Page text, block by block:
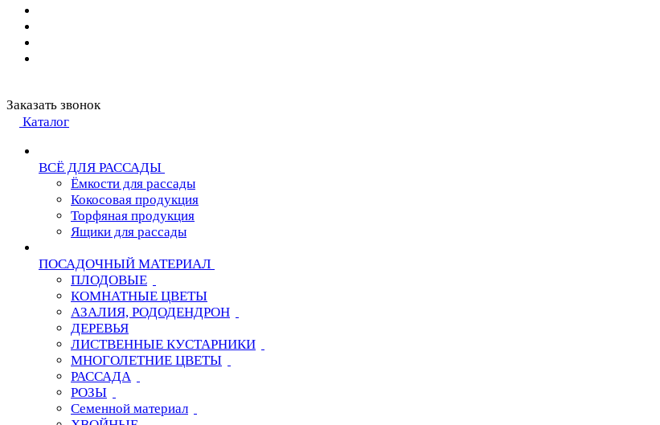
Заказать звонок
Каталог
ВСЁ ДЛЯ РАССАДЫ
Ёмкости для рассады
Кокосовая продукция
Торфяная продукция
Ящики для рассады
ПОСАДОЧНЫЙ МАТЕРИАЛ
ПЛОДОВЫЕ
КОМНАТНЫЕ ЦВЕТЫ
АЗАЛИЯ, РОДОДЕНДРОН
ДЕРЕВЬЯ
ЛИСТВЕННЫЕ КУСТАРНИКИ
МНОГОЛЕТНИЕ ЦВЕТЫ
РАССАДА
РОЗЫ
Семенной материал